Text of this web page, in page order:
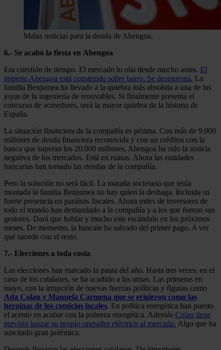
Malas noticias para la deuda de Abengoa.
6.- Se acabó la fiesta en Abengoa
Era cuestión de tiempo. El mercado lo olía desde mucho antes. El
imperio Abengoa está construido sobre barro. Se desmorona. La
familia Benjumea ha llevado a la quiebra más absoluta a una de las
joyas de la ingeniería de renovables. Si finalmente presenta el
concurso de acreedores, será la mayor quiebra de la historia de
España.
La situación financiera de la compañía es pésima. Con más de 9.000
millones de deuda financiera reconocida y con un créditos con la
banca que superan los 20.000 millones, Abengoa ha sido la noticia
negativa de los mercados. Está en ruinas. Ahora las entidades
bancarias han tomado las riendas de la compañía.
Pero la solución no será fácil. La maraña societaria que tenía
montada la familia Benjumea no hay quien la deshaga. Incluida su
fuerte presencia en paraísos fiscales. Ahora miles de inversores de
todo el mundo han demandado a la compañía y a los que fueron sus
gestores. Dará que hablar y mucho este escándalo en los próximos
meses. De momento, la bancale ha salvado del primer pago. A ver
qué sucede con el resto.
7.- Elecciones a toda costa
Las elecciones han marcado la pauta del año. Hasta tres veces, en el
caso de los catalanes, se ha acudido a las urnas. Las primeras en
mayo, con la irrupción de nuevas fuerzas políticas y figuras como
Ada Colau y Manuela Carmena que se erigieron como las
heroínas de los comicios locales. En política energética han puesto
el acento en acabar con la pobreza energética. Además Colau tiene
previsto lanzar su propio operador eléctrico al mercado. Algo que ha
suscitado gran polémica.